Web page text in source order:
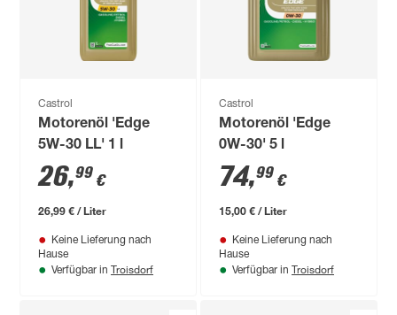
Castrol
Motorenöl 'Edge
5W-30 LL' 1 l
26,99 €
26,99 € / Liter
Keine Lieferung nach
Hause
Verfügbar in Troisdorf
Castrol
Motorenöl 'Edge
0W-30' 5 l
74,99 €
15,00 € / Liter
Keine Lieferung nach
Hause
Verfügbar in Troisdorf